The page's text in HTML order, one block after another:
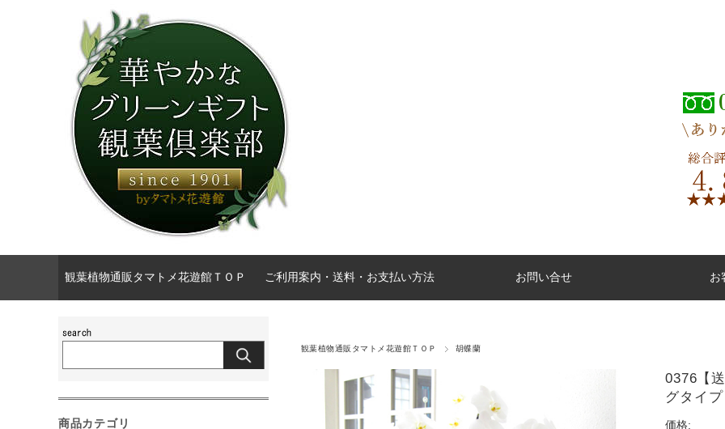
観葉植物通販タマトメ花遊館ＴＯＰ ご利用案内・送料・お支払い方法 お問い合せ お
観葉植物通販タマトメ花遊館ＴＯＰ 胡蝶蘭
0376【
グタイ
価格:
商品カテゴリ